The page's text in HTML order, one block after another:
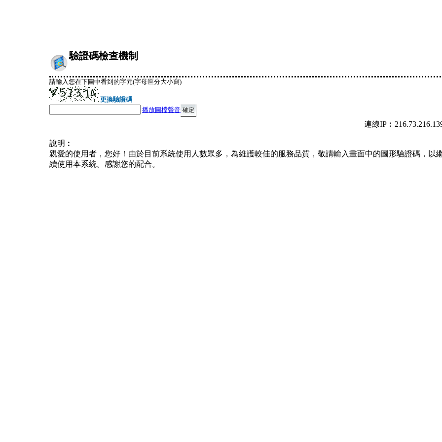
驗證碼檢查機制
請輸入您在下圖中看到的字元(字母區分大小寫)
更換驗證碼
播放圖檔聲音
連線
說明︰
親愛的使用者，您好！由於目前系統使用人數眾多，為維護較佳的服務品質，敬請輸入畫面中的圖形驗證碼，以
續使用本系統。感謝您的配合。